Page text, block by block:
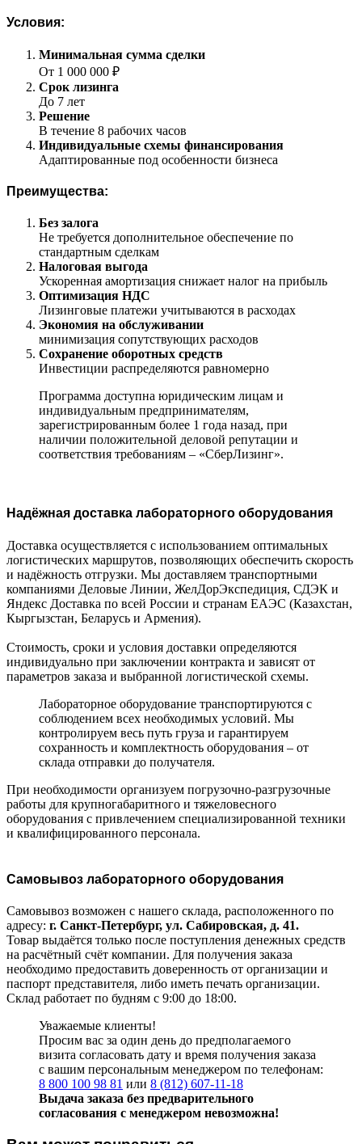
Условия:
Минимальная сумма сделки
От 1 000 000 ₽
Срок лизинга
До 7 лет
Решение
В течение 8 рабочих часов
Индивидуальные схемы финансирования
Адаптированные под особенности бизнеса
Преимущества:
Без залога
Не требуется дополнительное обеспечение по
стандартным сделкам
Налоговая выгода
Ускоренная амортизация снижает налог на прибыль
Оптимизация НДС
Лизинговые платежи учитываются в расходах
Экономия на обслуживании
минимизация сопутствующих расходов
Сохранение оборотных средств
Инвестиции распределяются равномерно
Программа доступна юридическим лицам и
индивидуальным предпринимателям,
зарегистрированным более 1 года назад, при
наличии положительной деловой репутации и
соответствия требованиям – «СберЛизинг».
Надёжная доставка лабораторного оборудования
Доставка осуществляется с использованием оптимальных
логистических маршрутов, позволяющих обеспечить скорость
и надёжность отгрузки. Мы доставляем транспортными
компаниями Деловые Линии, ЖелДорЭкспедиция, СДЭК и
Яндекс Доставка по всей России и странам ЕАЭС (Казахстан,
Кыргызстан, Беларусь и Армения).
Стоимость, сроки и условия доставки определяются
индивидуально при заключении контракта и зависят от
параметров заказа и выбранной логистической схемы.
Лабораторное оборудование транспортируются с
соблюдением всех необходимых условий. Мы
контролируем весь путь груза и гарантируем
сохранность и комплектность оборудования – от
склада отправки до получателя.
При необходимости организуем погрузочно-разгрузочные
работы для крупногабаритного и тяжеловесного
оборудования с привлечением специализированной техники
и квалифицированного персонала.
Самовывоз лабораторного оборудования
Самовывоз возможен с нашего склада, расположенного по
адресу: г. Санкт-Петербург, ул. Сабировская, д. 41.
Товар выдаётся только после поступления денежных средств
на расчётный счёт компании. Для получения заказа
необходимо предоставить доверенность от организации и
паспорт представителя, либо иметь печать организации.
Склад работает по будням с 9:00 до 18:00.
Уважаемые клиенты!
Просим вас за один день до предполагаемого
визита согласовать дату и время получения заказа
с вашим персональным менеджером по телефонам:
8 800 100 98 81 или 8 (812) 607-11-18
Выдача заказа без предварительного
согласования с менеджером невозможна!